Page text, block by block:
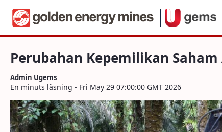
Navigera
Hoppa till innehåll
Perubahan Kepemilikan Saham ABMM,
Perubahan Kepemilikan Saham
Admin Ugems
En minuts läsning - Fri May 29 07:00:00 GMT 2026